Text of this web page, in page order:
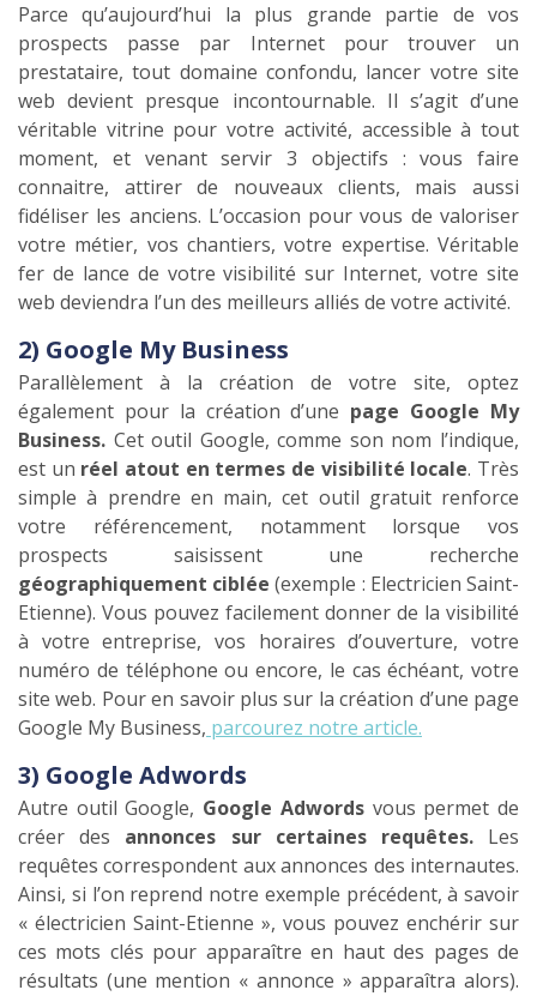
Parce qu’aujourd’hui la plus grande partie de vos
prospects passe par Internet pour trouver un
prestataire, tout domaine confondu, lancer votre site
web devient presque incontournable. Il s’agit d’une
véritable vitrine pour votre activité, accessible à tout
moment, et venant servir 3 objectifs : vous faire
connaitre, attirer de nouveaux clients, mais aussi
fidéliser les anciens. L’occasion pour vous de valoriser
votre métier, vos chantiers, votre expertise. Véritable
fer de lance de votre visibilité sur Internet, votre site
web deviendra l’un des meilleurs alliés de votre activité.
2) Google My Business
Parallèlement à la création de votre site, optez
également pour la création d’une page Google My
Business. Cet outil Google, comme son nom l’indique,
est un réel atout en termes de visibilité locale. Très
simple à prendre en main, cet outil gratuit renforce
votre référencement, notamment lorsque vos
prospects saisissent une recherche
géographiquement ciblée (exemple : Electricien Saint-
Etienne). Vous pouvez facilement donner de la visibilité
à votre entreprise, vos horaires d’ouverture, votre
numéro de téléphone ou encore, le cas échéant, votre
site web. Pour en savoir plus sur la création d’une page
Google My Business, parcourez notre article.
3) Google Adwords
Autre outil Google, Google Adwordsvous permet de
créer des annonces sur certaines requêtes.Les
requêtes correspondent aux annonces des internautes.
Ainsi, si l’on reprend notre exemple précédent, à savoir
« électricien Saint-Etienne », vous pouvez enchérir sur
ces mots clés pour apparaître en haut des pages de
résultats (une mention « annonce » apparaîtra alors).